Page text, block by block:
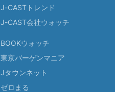
J-CASTトレンド
J-CAST会社ウォッチ
BOOKウォッチ
東京バーゲンマニア
Jタウンネット
ゼロまる